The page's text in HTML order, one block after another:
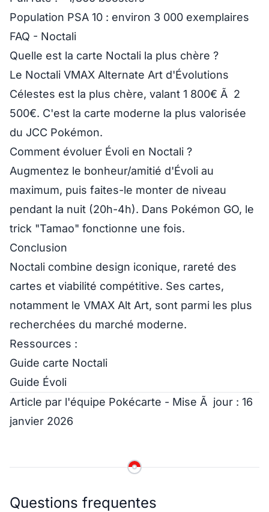
Population PSA 10 : environ 3 000 exemplaires
FAQ - Noctali
Quelle est la carte Noctali la plus chère ?
Le Noctali VMAX Alternate Art d'Évolutions
Célestes est la plus chère, valant 1 800€ Ã 2
500€. C'est la carte moderne la plus valorisée
du JCC Pokémon.
Comment évoluer Évoli en Noctali ?
Augmentez le bonheur/amitié d'Évoli au
maximum, puis faites-le monter de niveau
pendant la nuit (20h-4h). Dans Pokémon GO, le
trick "Tamao" fonctionne une fois.
Conclusion
Noctali combine design iconique, rareté des
cartes et viabilité compétitive. Ses cartes,
notamment le VMAX Alt Art, sont parmi les plus
recherchées du marché moderne.
Ressources :
Guide carte Noctali
Guide Évoli
Article par l'équipe Pokécarte - Mise Ã jour : 16
janvier 2026
Questions frequentes